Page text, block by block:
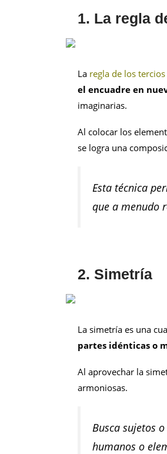
1. La regla
La regla de los tercios
el encuadre en
imaginarias.
Al colocar los
se logra una
Esta técnica
que a menudo
2. Simetría
La simetría es una
partes idénticas o
Al aprovechar la
armoniosas.
Busca sujetos
humanos o